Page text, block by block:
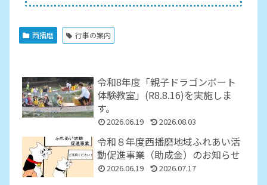
西播磨 行事の案内
令和8年度「親子ドラゴンボート
体験教室」(R8.8.16)を実施しま
す。
2026.06.19 2026.08.03
令和８年度西播磨地域ふれあい活
動促進事業（助成金）のお知らせ
2026.06.19 2026.07.17